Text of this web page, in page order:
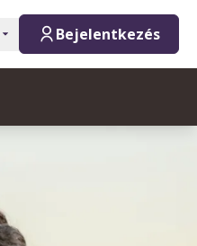
Bejelentkezés